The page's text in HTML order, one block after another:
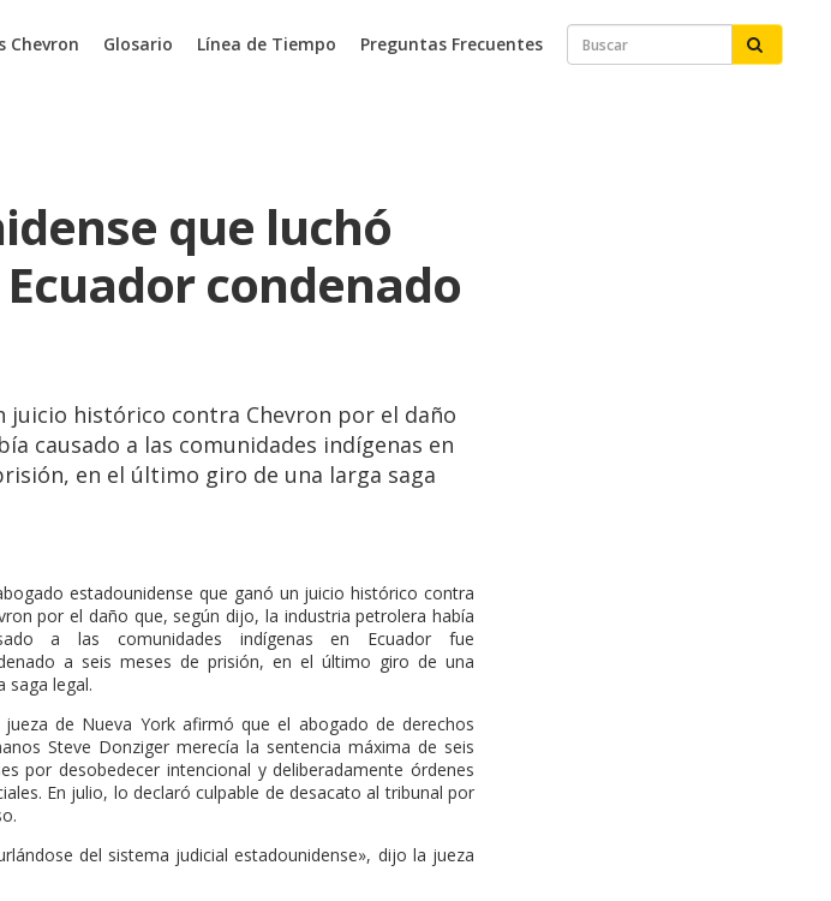
Chevron Glosario Línea de Tiempo Preguntas Frecuentes
que luchó
condenado
juicio histórico contra Chevron por el daño
causado a las comunidades indígenas en
en el último giro de una larga saga
estadounidense que ganó un juicio histórico contra
por el daño que, según dijo, la industria petrolera había
a las comunidades indígenas en Ecuador fue
a seis meses de prisión, en el último giro de una
saga legal.
jueza de Nueva York afirmó que el abogado de derechos
Steve Donziger merecía la sentencia máxima de seis
por desobedecer intencional y deliberadamente órdenes
En julio, lo declaró culpable de desacato al tribunal por
del sistema judicial estadounidense», dijo la jueza